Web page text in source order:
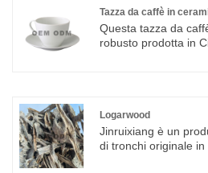
Tazza da caffè in
Questa tazza da
robusto prodotta in
Logarwood
Jinruixiang è un
di tronchi originale in